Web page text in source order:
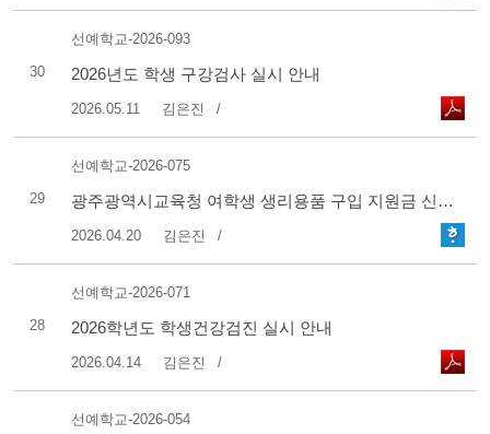
30
선예학교-2026-093
2026년도 학생 구강검사 실시 안내
2026.05.11 김은진
29
선예학교-2026-075
광주광역시교육청 여학생 생리용품 구입 지원금 신청 안내
2026.04.20 김은진
28
선예학교-2026-071
2026학년도 학생건강검진 실시 안내
2026.04.14 김은진
선예학교-2026-054